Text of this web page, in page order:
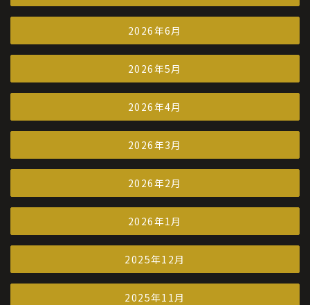
2026年6月
2026年5月
2026年4月
2026年3月
2026年2月
2026年1月
2025年12月
2025年11月